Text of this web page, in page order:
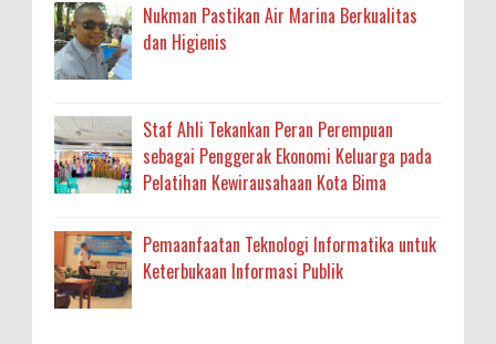
Nukman Pastikan Air Marina Berkualitas
dan Higienis
Staf Ahli Tekankan Peran Perempuan
sebagai Penggerak Ekonomi Keluarga pada
Pelatihan Kewirausahaan Kota Bima
Pemaanfaatan Teknologi Informatika untuk
Keterbukaan Informasi Publik